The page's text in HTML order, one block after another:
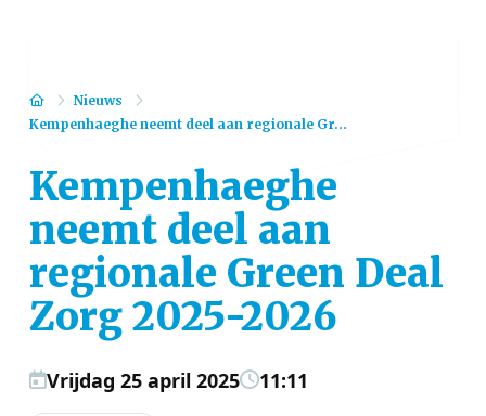
HomeNieuws
Kempenhaeghe neemt deel aan regionale Gr...
Kempenhaeghe
neemt deel aan
regionale Green Deal
Zorg 2025-2026
Vrijdag 25 april 2025 11:11